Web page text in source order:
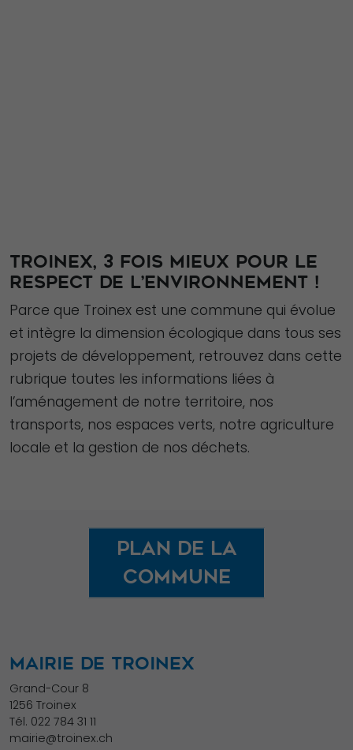
TROINEX, 3 FOIS MIEUX POUR LE
RESPECT DE L’ENVIRONNEMENT !
Parce que Troinex est une commune qui évolue
et intègre la dimension écologique dans tous ses
projets de développement, retrouvez dans cette
rubrique toutes les informations liées à
l’aménagement de notre territoire, nos
transports, nos espaces verts, notre agriculture
locale et la gestion de nos déchets.
Plan de la
commune
MAIRIE DE TROINEX
Grand-Cour 8
1256 Troinex
Tél. 022 784 31 11
mairie@troinex.ch